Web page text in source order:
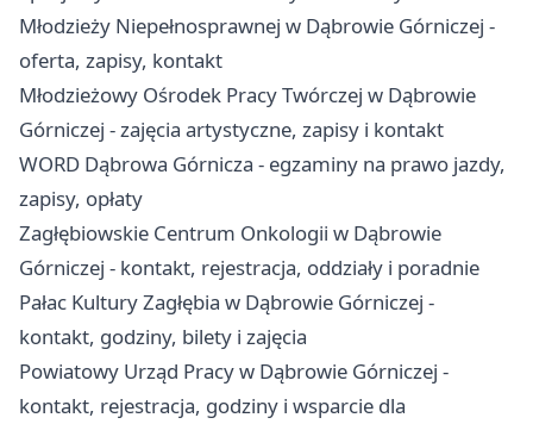
Młodzieży Niepełnosprawnej w Dąbrowie Górniczej -
oferta, zapisy, kontakt
Młodzieżowy Ośrodek Pracy Twórczej w Dąbrowie
Górniczej - zajęcia artystyczne, zapisy i kontakt
WORD Dąbrowa Górnicza - egzaminy na prawo jazdy,
zapisy, opłaty
Zagłębiowskie Centrum Onkologii w Dąbrowie
Górniczej - kontakt, rejestracja, oddziały i poradnie
Pałac Kultury Zagłębia w Dąbrowie Górniczej -
kontakt, godziny, bilety i zajęcia
Powiatowy Urząd Pracy w Dąbrowie Górniczej -
kontakt, rejestracja, godziny i wsparcie dla